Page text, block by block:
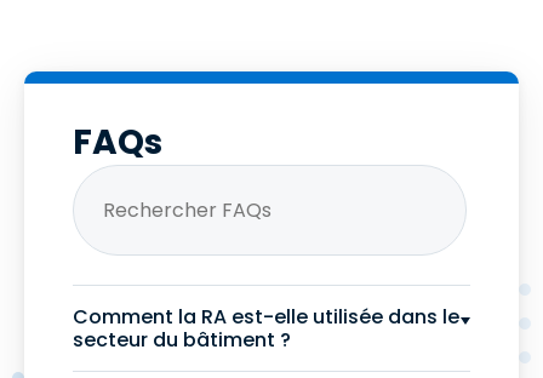
FAQs
Comment la RA est-elle utilisée dans le
secteur du bâtiment ?